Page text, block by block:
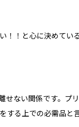
！！と心に決めて
せない関係です。
る上での必需品と